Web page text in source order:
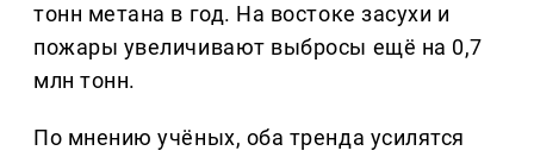
тонн метана в год. На востоке засухи и
пожары увеличивают выбросы ещё на 0,7
млн тонн.
По мнению учёных, оба тренда усилятся